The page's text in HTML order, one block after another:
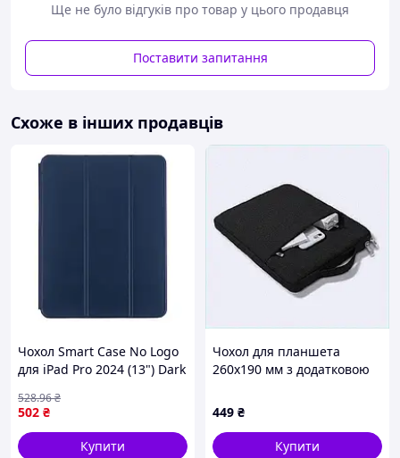
Ще не було відгуків про товар у цього продавця
Поставити запитання
Схоже в інших продавців
Чохол Smart Case No Logo
для iPad Pro 2024 (13") Dark
502 ₴
528.96₴
Купити
Чохол для планшета
260х190 мм з додатковою
449 ₴
Купити